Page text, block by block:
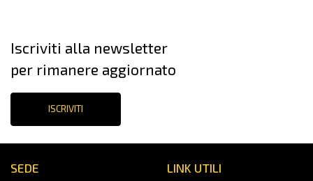
SEDE LINK UTILI
Iscriviti alla newsletter
per rimanere aggiornato
ISCRIVITI